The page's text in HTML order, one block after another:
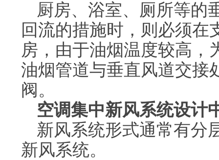
厨房、浴室、厕所等的
回流的措施时，则必须在
房，由于油烟温度较高，
油烟管道与垂直风道交
阀。
空调集中新风系统设计
新风系统形式通常有分
新风系统。